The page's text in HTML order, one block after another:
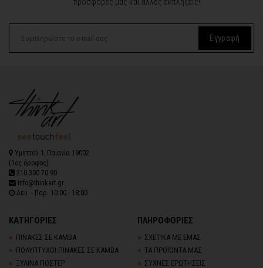
προσφορές μας και άλλες εκπλήξεις!
Εγγραφή
Υμηττού 1, Παιανία 19002
(1ος όροφος)
210.300.70.90
info@thinkart.gr
Δευ. - Παρ. 10:00 - 18:00
ΚΑΤΗΓΟΡΙΕΣ
ΠΙΝΑΚΕΣ ΣΕ ΚΑΜΒΑ
ΠΟΛΥΠΤΥΧΟΙ ΠΙΝΑΚΕΣ ΣΕ ΚΑΜΒΑ
ΞΥΛΙΝΑ ΠΟΣΤΕΡ
ΠΛΗΡΟΦΟΡΙΕΣ
ΣΧΕΤΙΚΑ ΜΕ ΕΜΑΣ
ΤΑ ΠΡΟΪΟΝΤΑ ΜΑΣ
ΣΥΧΝΕΣ ΕΡΩΤΗΣΕΙΣ